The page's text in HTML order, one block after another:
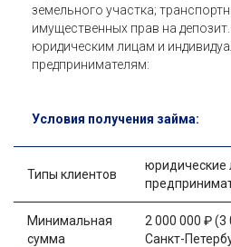
земельного участка;
имущественных прав на
юридическим лицам и
предпринимателям:
Условия получения займа:
Типы клиентов
юридические
Минимальная
сумма
2 000 000 ₽
Санкт-